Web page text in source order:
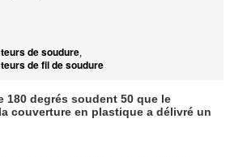
de soudure,
de fil de soudure
180 degrés soudent 50 que le
couverture en plastique a délivré un